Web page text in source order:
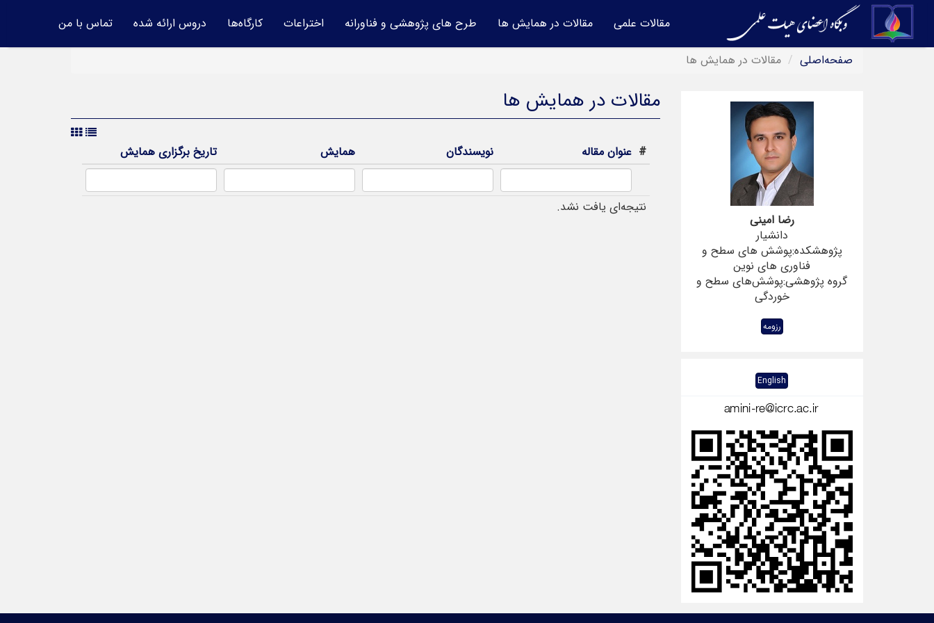
مقالات علمی مقالات در همایش ها طرح های پژوهشی و فناورانه اختراعات کارگاه‌ها دروس ارائه شده تماس با من
صفحه‌اصلی مقالات در همایش ها
رضا امینی
دانشیار
پژوهشکده:پوشش های سطح و
فناوری های نوین
گروه پژوهشی:پوشش‌های سطح و
خوردگی
رزومه
English
مقالات در همایش ها
# عنوان مقاله نویسندگان همایش تاریخ برگزاری همایش
نتیجه‌ای یافت نشد.